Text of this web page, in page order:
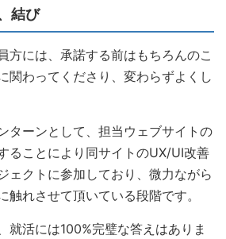
結び
方には、承諾する前はもちろんのこ
関わってくださり、変わらずよくし
ターンとして、担当ウェブサイトの
ることにより同サイトのUX/UI改善
ェクトに参加しており、微力ながら
触れさせて頂いている段階です。
就活には100%完璧な答えはありま